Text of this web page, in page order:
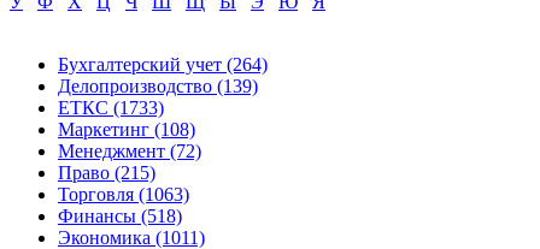
Бухгалтерский учет (264)
Делопроизводство (139)
ЕТКС (1733)
Маркетинг (108)
Менеджмент (72)
Право (215)
Торговля (1063)
Финансы (518)
Экономика (1011)